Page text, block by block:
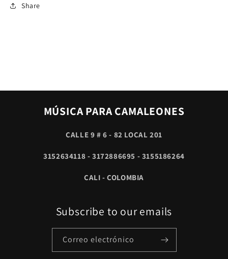
Share
MÚSICA PARA CAMALEONES
CALLE 9 # 6 - 82 LOCAL 201
3152634118 - 3172886695 - 3155186264
CALI - COLOMBIA
Subscribe to our emails
Correo electrónico